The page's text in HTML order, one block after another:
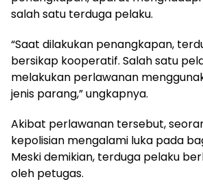
salah satu terduga pelaku.
“Saat dilakukan penangkapan,
bersikap kooperatif. Salah satu
melakukan perlawanan
jenis parang,” ungkapnya.
Akibat perlawanan tersebut,
kepolisian mengalami luka pada
Meski demikian, terduga pelaku
oleh petugas.